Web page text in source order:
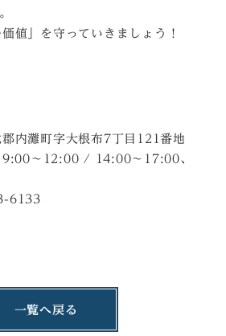
。
値」を守っていきましょう！
内灘町字大根布7丁目121番地
～12:00 / 14:00～17:00、
6133
一覧へ戻る